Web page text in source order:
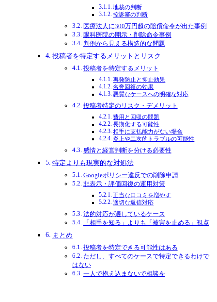
地裁の判断
控訴審の判断
医療法人に300万円超の賠償命令が出た事例
眼科医院の開示・削除命令事例
判例から見える構造的な問題
投稿者を特定するメリットとリスク
投稿者を特定するメリット
再発防止と抑止効果
名誉回復の効果
悪質なケースへの明確な対応
投稿者特定のリスク・デメリット
費用と回収の問題
長期化する可能性
相手に支払能力がない場合
炎上や二次的トラブルの可能性
感情と経営判断を分ける必要性
特定よりも現実的な対処法
Googleポリシー違反での削除申請
非表示・評価回復の運用対策
正当な口コミを増やす
適切な返信対応
法的対応が適しているケース
「相手を知る」よりも「被害を止める」視点
まとめ
投稿者を特定できる可能性はある
ただし、すべてのケースで特定できるわけで
はない
一人で抱え込まないで相談を